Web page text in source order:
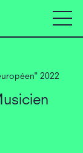
2022